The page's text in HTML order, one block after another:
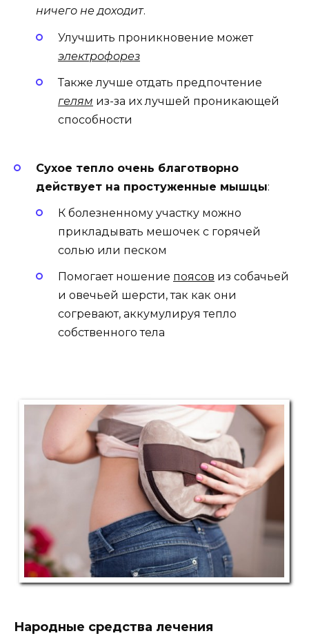
ничего не доходит.
Улучшить проникновение может
электрофорез
Также лучше отдать предпочтение
гелям из-за их лучшей проникающей
способности
Сухое тепло очень благотворно
действует на простуженные мышцы:
К болезненному участку можно
прикладывать мешочек с горячей
солью или песком
Помогает ношение поясов из собачьей
и овечьей шерсти, так как они
согревают, аккумулируя тепло
собственного тела
Народные средства лечения